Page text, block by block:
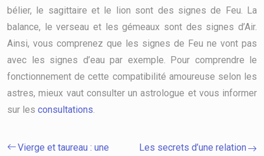
bélier, le sagittaire et le lion sont des signes de Feu. La
balance, le verseau et les gémeaux sont des signes d’Air.
Ainsi, vous comprenez que les signes de Feu ne vont pas
avec les signes d’eau par exemple. Pour comprendre le
fonctionnement de cette compatibilité amoureuse selon les
astres, mieux vaut consulter un astrologue et vous informer
sur les consultations.
Vierge et taureau : une
Les secrets d’une relation